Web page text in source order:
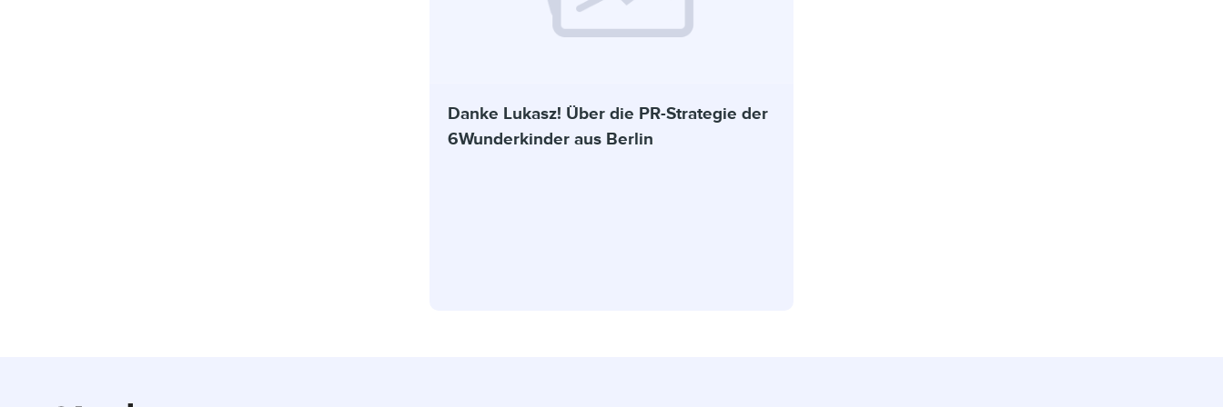
Danke Lukasz! Über die PR-Strategie der
6Wunderkinder aus Berlin